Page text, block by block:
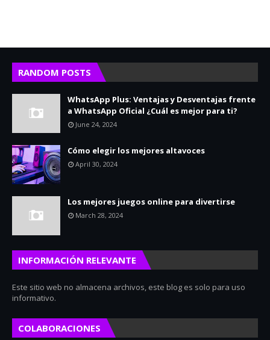
RANDOM POSTS
WhatsApp Plus: Ventajas y Desventajas frente
a WhatsApp Oficial ¿Cuál es mejor para ti?
June 24, 2024
Cómo elegir los mejores altavoces
April 30, 2024
Los mejores juegos online para divertirse
March 28, 2024
INFORMACIÓN RELEVANTE
Este sitio web no almacena archivos, este blog es solo para uso
informativo.
COLABORACIONES